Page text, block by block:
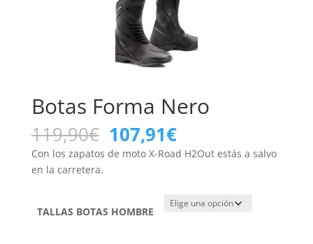
Botas Forma Nero
119,90€ El
precio
original
119,90€.
107,91€El
precio
actual
107,91€.
Con los zapatos de moto X-Road H2Out estás a salvo
en la carretera.
TALLAS BOTAS HOMBRE